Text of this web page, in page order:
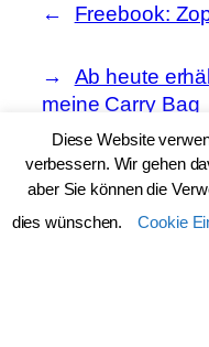
Freebook:
Ab heute
meine Carry Bag
Diese Website
verbessern. Wir gehen
aber Sie können die
dies wünschen.
Cookie